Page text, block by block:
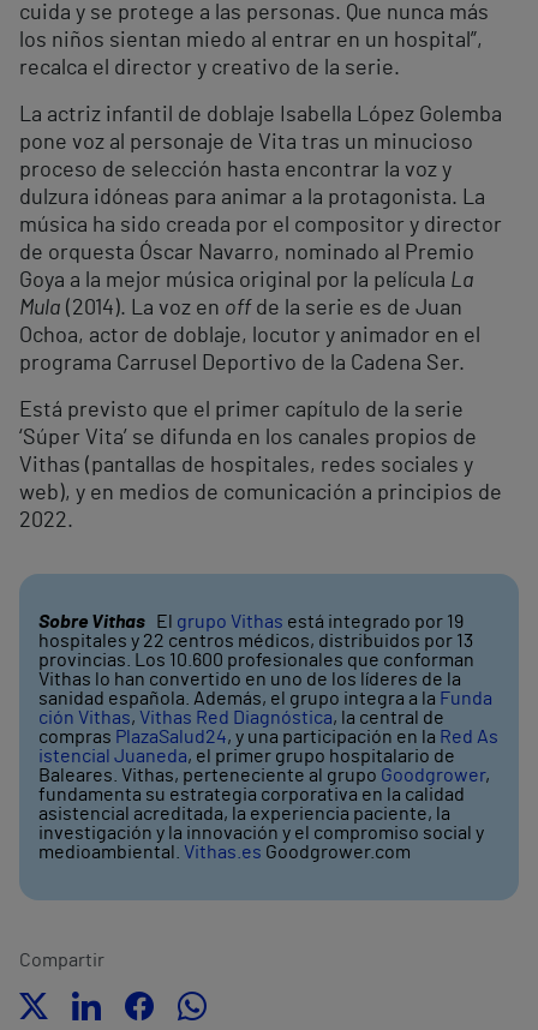
cuida y se protege a las personas. Que nunca más
los niños sientan miedo al entrar en un hospital”,
recalca el director y creativo de la serie.
La actriz infantil de doblaje Isabella López Golemba
pone voz al personaje de Vita tras un minucioso
proceso de selección hasta encontrar la voz y
dulzura idóneas para animar a la protagonista. La
música ha sido creada por el compositor y director
de orquesta Óscar Navarro, nominado al Premio
Goya a la mejor música original por la película La
Mula (2014). La voz en off de la serie es de Juan
Ochoa, actor de doblaje, locutor y animador en el
programa Carrusel Deportivo de la Cadena Ser.
Está previsto que el primer capítulo de la serie
‘Súper Vita’ se difunda en los canales propios de
Vithas (pantallas de hospitales, redes sociales y
web), y en medios de comunicación a principios de
2022.
Sobre Vithas El grupo Vithas está integrado por 19
hospitales y 22 centros médicos, distribuidos por 13
provincias. Los 10.600 profesionales que conforman
Vithas lo han convertido en uno de los líderes de la
sanidad española. Además, el grupo integra a la Funda
ción Vithas, Vithas Red Diagnóstica, la central de
compras PlazaSalud24, y una participación en la Red As
istencial Juaneda, el primer grupo hospitalario de
Baleares. Vithas, perteneciente al grupo Goodgrower,
fundamenta su estrategia corporativa en la calidad
asistencial acreditada, la experiencia paciente, la
investigación y la innovación y el compromiso social y
medioambiental. Vithas.es Goodgrower.com
Compartir